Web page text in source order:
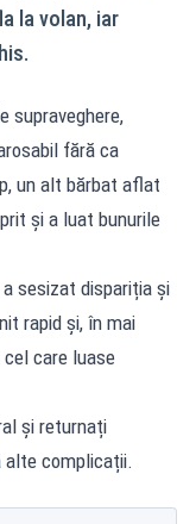
la volan, iar
supraveghere,
fără ca
un alt bărbat aflat
și a luat bunurile
sesizat dispariția și
rapid și, în mai
care luase
și returnați
alte complicații.